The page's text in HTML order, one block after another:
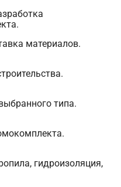
материалов.
типа.
гидроизоляция,